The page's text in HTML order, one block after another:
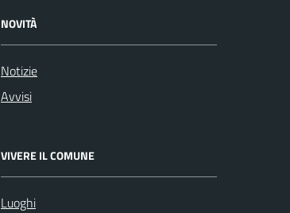
NOVITÀ
Notizie
Avvisi
VIVERE IL COMUNE
Luoghi